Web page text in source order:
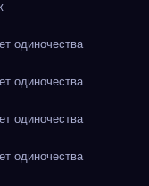
одиночества
одиночества
одиночества
одиночества